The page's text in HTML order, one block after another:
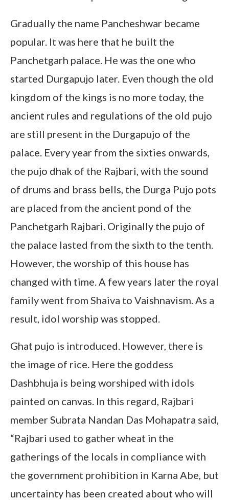
Gradually the name Pancheshwar became
popular. It was here that he built the
Panchetgarh palace. He was the one who
started Durgapujo later. Even though the old
kingdom of the kings is no more today, the
ancient rules and regulations of the old pujo
are still present in the Durgapujo of the
palace. Every year from the sixties onwards,
the pujo dhak of the Rajbari, with the sound
of drums and brass bells, the Durga Pujo pots
are placed from the ancient pond of the
Panchetgarh Rajbari. Originally the pujo of
the palace lasted from the sixth to the tenth.
However, the worship of this house has
changed with time. A few years later the royal
family went from Shaiva to Vaishnavism. As a
result, idol worship was stopped.
Ghat pujo is introduced. However, there is
the image of rice. Here the goddess
Dashbhuja is being worshiped with idols
painted on canvas. In this regard, Rajbari
member Subrata Nandan Das Mohapatra said,
“Rajbari used to gather wheat in the
gatherings of the locals in compliance with
the government prohibition in Karna Abe, but
uncertainty has been created about who will